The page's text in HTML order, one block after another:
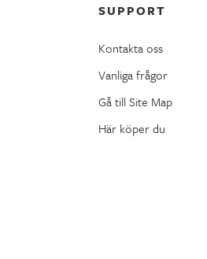
SUPPORT
Kontakta oss
Vanliga frågor
Gå till Site Map
Här köper du